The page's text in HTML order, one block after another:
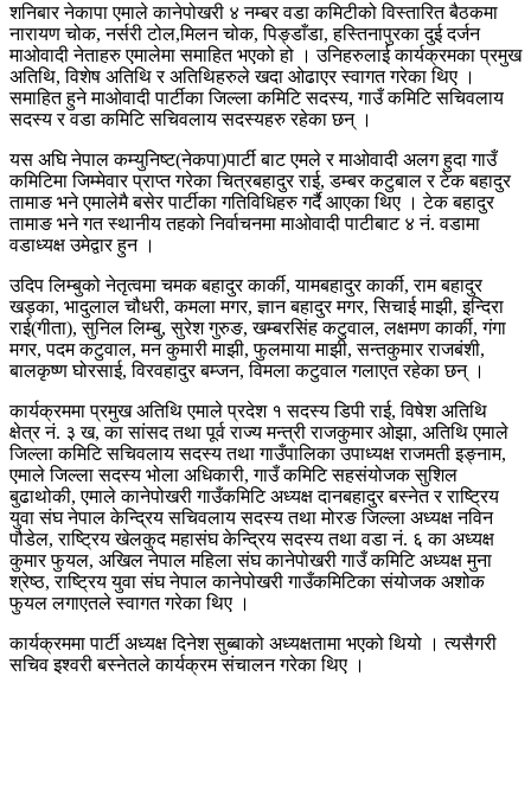
शनिबार नेकापा एमाले कानेपोखरी ४ नम्बर वडा कमिटीको विस्तारित बैठकमा
नारायण चोक, नर्सरी टोल,मिलन चोक, पिङ्डाँडा, हस्तिनापुरका दुई दर्जन
माओवादी नेताहरु एमालेमा समाहित भएको हो । उनिहरुलाई कार्यक्रमका प्रमुख
अतिथि, विशेष अतिथि र अतिथिहरुले खदा ओढाएर स्वागत गरेका थिए ।
समाहित हुने माओवादी पार्टीका जिल्ला कमिटि सदस्य, गाउँ कमिटि सचिवलाय
सदस्य र वडा कमिटि सचिवलाय सदस्यहरु रहेका छन् ।
यस अघि नेपाल कम्युनिष्ट(नेकपा)पार्टी बाट एमले र माओवादी अलग हुदा गाउँ
कमिटिमा जिम्मेवार प्राप्त गरेका चित्रबहादुर राई, डम्बर कटुबाल र टेक बहादुर
तामाङ भने एमालेमै बसेर पार्टीका गतिविधिहरु गर्दै आएका थिए । टेक बहादुर
तामाङ भने गत स्थानीय तहको निर्वाचनमा माओवादी पाटीबाट ४ नं. वडामा
वडाध्यक्ष उमेद्वार हुन ।
उदिप लिम्बुको नेतृत्वमा चमक बहादुर कार्की, यामबहादुर कार्की, राम बहादुर
खड्का, भादुलाल चौधरी, कमला मगर, ज्ञान बहादुर मगर, सिचाई माझी, इन्दिरा
राई(गीता), सुनिल लिम्बु, सुरेश गुरुङ, खम्बरसिंह कटुवाल, लक्षमण कार्की, गंगा
मगर, पदम कटुवाल, मन कुमारी माझी, फुलमाया माझी, सन्तकुमार राजबंशी,
बालकृष्ण घोरसाई, विरवहादुर बम्जन, विमला कटुवाल गलाएत रहेका छन् ।
कार्यक्रममा प्रमुख अतिथि एमाले प्रदेश १ सदस्य डिपी राई, विषेश अतिथि
क्षेत्र नं. ३ ख, का सांसद तथा पूर्व राज्य मन्त्री राजकुमार ओझा, अतिथि एमाले
जिल्ला कमिटि सचिवलाय सदस्य तथा गाउँपालिका उपाध्यक्ष राजमती इङ्नाम,
एमाले जिल्ला सदस्य भोला अधिकारी, गाउँ कमिटि सहसंयोजक सुशिल
बुढाथोकी, एमाले कानेपोखरी गाउँकमिटि अध्यक्ष दानबहादुर बस्नेत र राष्ट्रिय
युवा संघ नेपाल केन्द्रिय सचिवलाय सदस्य तथा मोरङ जिल्ला अध्यक्ष नविन
पौडेल, राष्ट्रिय खेलकुद महासंघ केन्द्रिय सदस्य तथा वडा नं. ६ का अध्यक्ष
कुमार फुयल, अखिल नेपाल महिला संघ कानेपोखरी गाउँ कमिटि अध्यक्ष मुना
श्रेष्ठ, राष्ट्रिय युवा संघ नेपाल कानेपोखरी गाउँकमिटिका संयोजक अशोक
फुयल लगाएतले स्वागत गरेका थिए ।
कार्यक्रममा पार्टी अध्यक्ष दिनेश सुब्बाको अध्यक्षतामा भएको थियो । त्यसैगरी
सचिव इश्वरी बस्नेतले कार्यक्रम संचालन गरेका थिए ।